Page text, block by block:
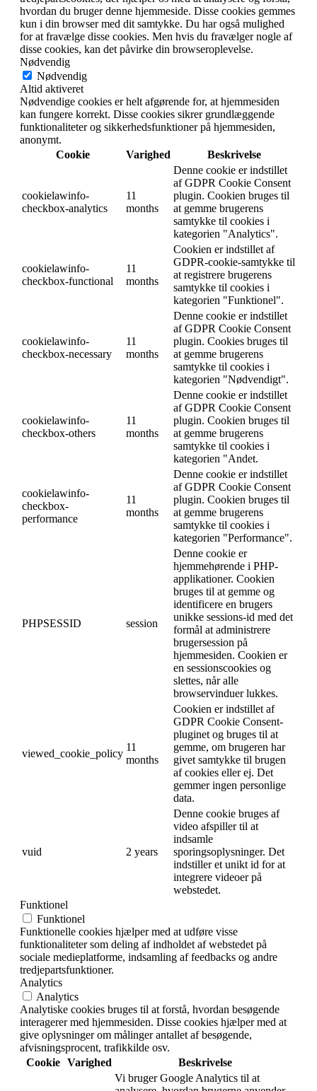
hvordan du bruger denne hjemmeside. Disse cookies gemmes
kun i din browser med dit samtykke. Du har også mulighed
for at fravælge disse cookies. Men hvis du fravælger nogle af
disse cookies, kan det påvirke din browseroplevelse.
Nødvendig
Nødvendig
Altid aktiveret
Nødvendige cookies er helt afgørende for, at hjemmesiden
kan fungere korrekt. Disse cookies sikrer grundlæggende
funktionaliteter og sikkerhedsfunktioner på hjemmesiden,
anonymt.
Cookie
Varighed Beskrivelse
cookielawinfo-
checkbox-analytics
11
months
Denne cookie er indstillet
af GDPR Cookie Consent
plugin. Cookien bruges til
at gemme brugerens
samtykke til cookies i
kategorien "Analytics".
cookielawinfo-
checkbox-functional
11
months
Cookien er indstillet af
GDPR-cookie-samtykke til
at registrere brugerens
samtykke til cookies i
kategorien "Funktionel".
cookielawinfo-
checkbox-necessary
11
months
Denne cookie er indstillet
af GDPR Cookie Consent
plugin. Cookies bruges til
at gemme brugerens
samtykke til cookies i
kategorien "Nødvendigt".
cookielawinfo-
checkbox-others
11
months
Denne cookie er indstillet
af GDPR Cookie Consent
plugin. Cookien bruges til
at gemme brugerens
samtykke til cookies i
kategorien "Andet.
cookielawinfo-
checkbox-
performance
11
months
Denne cookie er indstillet
af GDPR Cookie Consent
plugin. Cookien bruges til
at gemme brugerens
samtykke til cookies i
kategorien "Performance".
PHPSESSID session
Denne cookie er
hjemmehørende i PHP-
applikationer. Cookien
bruges til at gemme og
identificere en brugers
unikke sessions-id med det
formål at administrere
brugersession på
hjemmesiden. Cookien er
en sessionscookies og
slettes, når alle
browservinduer lukkes.
viewed_cookie_policy
11
months
Cookien er indstillet af
GDPR Cookie Consent-
pluginet og bruges til at
gemme, om brugeren har
givet samtykke til brugen
af cookies eller ej. Det
gemmer ingen personlige
data.
vuid 2 years
Denne cookie bruges af
video afspiller til at
indsamle
sporingsoplysninger. Det
indstiller et unikt id for at
integrere videoer på
webstedet.
Funktionel
Funktionel
Funktionelle cookies hjælper med at udføre visse
funktionaliteter som deling af indholdet af webstedet på
sociale medieplatforme, indsamling af feedbacks og andre
tredjepartsfunktioner.
Analytics
Analytics
Analytiske cookies bruges til at forstå, hvordan besøgende
interagerer med hjemmesiden. Disse cookies hjælper med at
give oplysninger om målinger antallet af besøgende,
afvisningsprocent, trafikkilde osv.
Cookie Varighed
Beskrivelse
Vi bruger Google Analytics til at